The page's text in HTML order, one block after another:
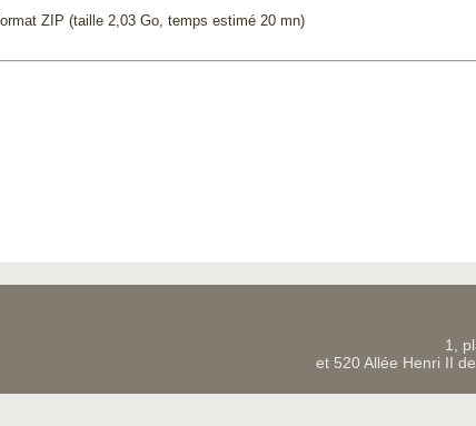
ZIP (taille 2,03 Go, temps estimé 20 mn)
1,
et 520 Allée Henri II